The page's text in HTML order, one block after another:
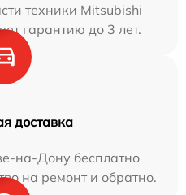
техники Mitsubishi
гарантию до 3 лет.
доставка
на-Дону бесплатно
на ремонт и обратно.